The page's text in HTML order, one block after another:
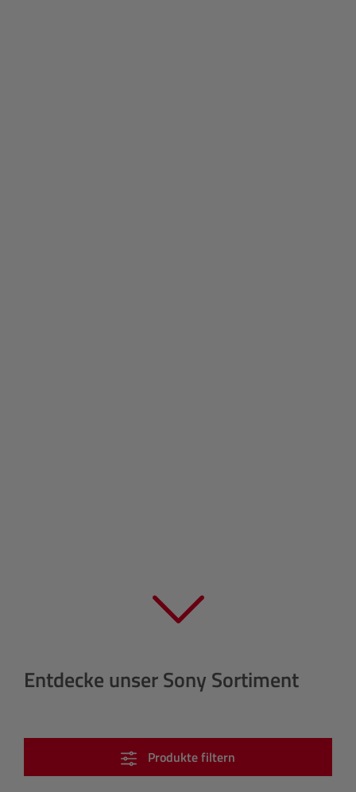
Entdecke unser Sony Sortiment
Produkte filtern